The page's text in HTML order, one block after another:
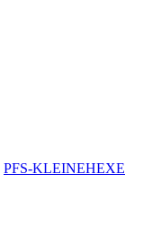
PFS-KLEINEHEXE